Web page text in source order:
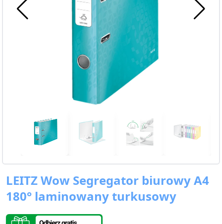
LEITZ Wow Segregator biurowy A4
180° laminowany turkusowy